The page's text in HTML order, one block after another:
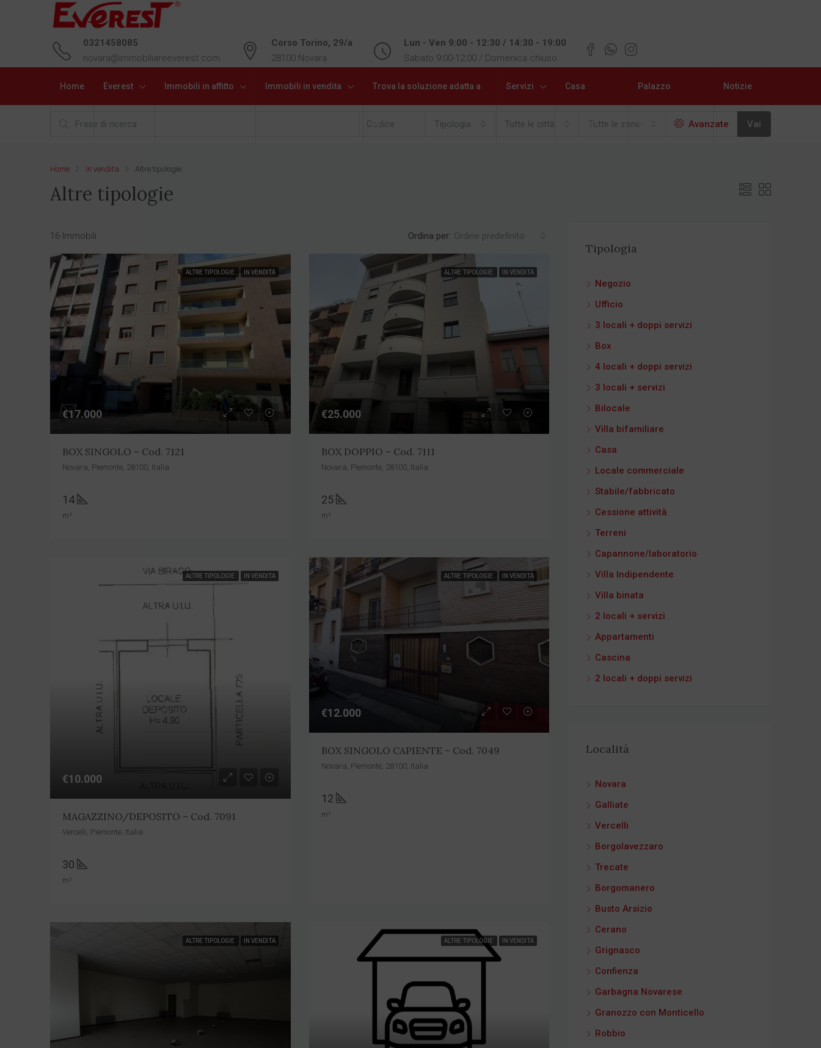
0321458085
novara@immobiliareeverest.com
Corso Torino, 29/a
28100 Novara
Lun - Ven 9:00 - 12:30 / 14:30 - 19:00
Sabato 9:00-12:00 / Domenica chiuso
Home Everest Immobili in affitto Immobili in vendita Trova la soluzione adatta a
te
Servizi Casa
vacanze
Palazzo
Libeccio
Notizie
Tipologia Tutte le città Tutte le zone Avanzate Vai
Home In vendita Altre tipologie
Altre tipologie
16 Immobili Ordina per: Ordine predefinito
ALTRE TIPOLOGIE IN VENDITA
€17.000
BOX SINGOLO – Cod. 7121
Novara, Piemonte, 28100, Italia
14
m²
ALTRE TIPOLOGIE IN VENDITA
€25.000
BOX DOPPIO – Cod. 7111
Novara, Piemonte, 28100, Italia
25
m²
ALTRE TIPOLOGIE IN VENDITA
€10.000
MAGAZZINO/DEPOSITO – Cod. 7091
Vercelli, Piemonte, Italia
30
m²
ALTRE TIPOLOGIE IN VENDITA
€12.000
BOX SINGOLO CAPIENTE – Cod. 7049
Novara, Piemonte, 28100, Italia
12
m²
ALTRE TIPOLOGIE IN VENDITA ALTRE TIPOLOGIE IN VENDITA
Tipologia
Negozio
Ufficio
3 locali + doppi servizi
Box
4 locali + doppi servizi
3 locali + servizi
Bilocale
Villa bifamiliare
Casa
Locale commerciale
Stabile/fabbricato
Cessione attività
Terreni
Capannone/laboratorio
Villa Indipendente
Villa binata
2 locali + servizi
Appartamenti
Cascina
2 locali + doppi servizi
Località
Novara
Galliate
Vercelli
Borgolavezzaro
Trecate
Borgomanero
Busto Arsizio
Cerano
Grignasco
Confienza
Garbagna Novarese
Granozzo con Monticello
Robbio